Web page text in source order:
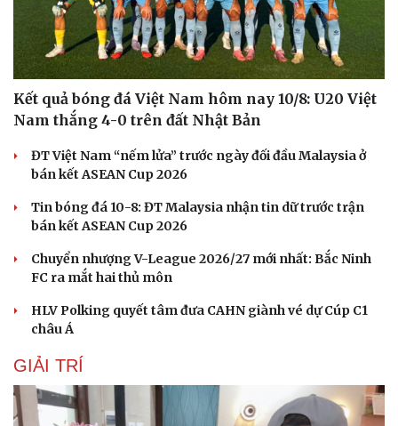
Sức khỏe
Dinh dưỡng - món ngon
Cây thuốc
Nhi khoa
Làm đẹp - giảm cân
Phòng mạch online
Nhà đẹp
Kết quả bóng đá Việt Nam hôm nay 10/8: U20 Việt
Nam thắng 4-0 trên đất Nhật Bản
ĐT Việt Nam “nếm lửa” trước ngày đối đầu Malaysia ở
bán kết ASEAN Cup 2026
Tin bóng đá 10-8: ĐT Malaysia nhận tin dữ trước trận
bán kết ASEAN Cup 2026
Chuyển nhượng V-League 2026/27 mới nhất: Bắc Ninh
FC ra mắt hai thủ môn
HLV Polking quyết tâm đưa CAHN giành vé dự Cúp C1
châu Á
GIẢI TRÍ